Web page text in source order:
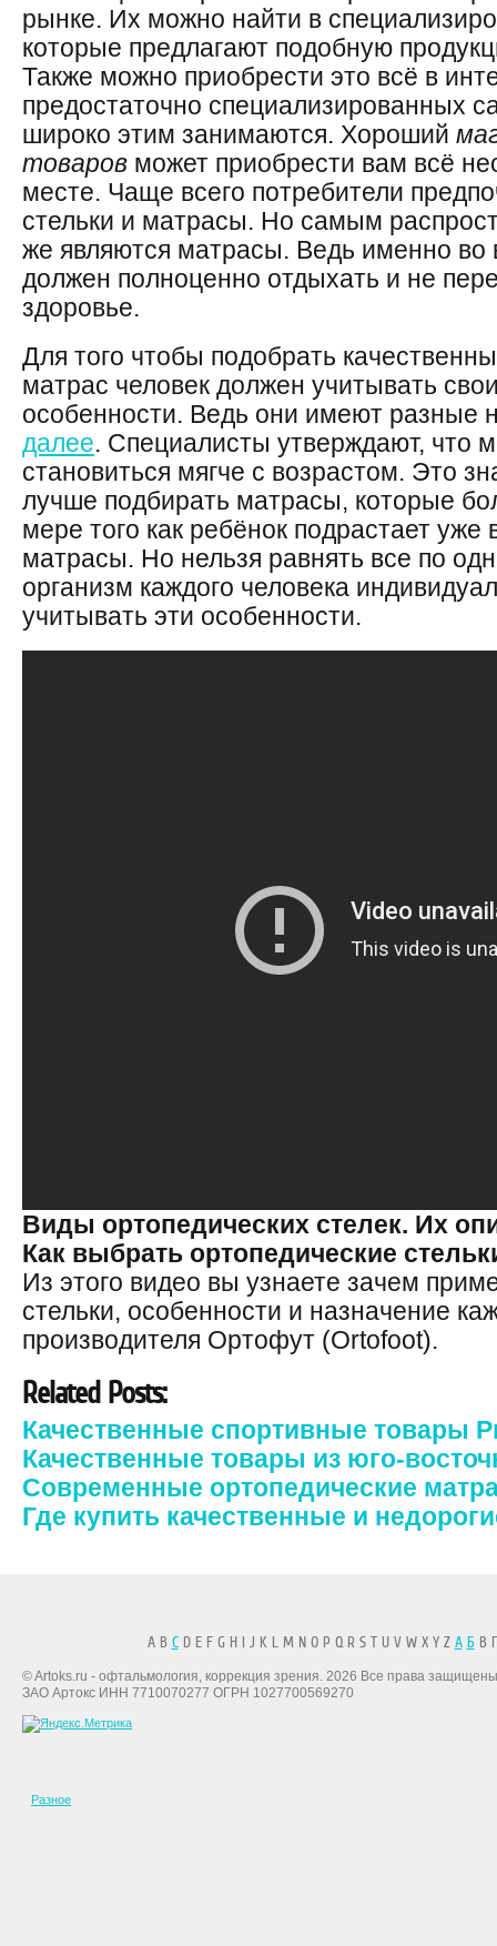
рынке. Их можно найти в
которые предлагают подобную
Также можно приобрести это всё в
предостаточно специализированных
широко этим занимаются. Хороший
товаров может приобрести вам всё
месте. Чаще всего потребители
стельки и матрасы. Но самым
же являются матрасы. Ведь именно во
должен полноценно отдыхать и не
здоровье.
Для того чтобы подобрать
матрас человек должен учитывать
особенности. Ведь они имеют разные
далее. Специалисты утверждают, что
становиться мягче с возрастом. Это
лучше подбирать матрасы, которые
мере того как ребёнок подрастает
матрасы. Но нельзя равнять все по
организм каждого человека
учитывать эти особенности.
Виды ортопедических стелек. Их
Как выбрать ортопедические
Из этого видео вы узнаете зачем
стельки, особенности и назначение
производителя Ортофут (Ortofoot).
Related Posts:
Качественные спортивные товары
Качественные товары из юго-
Современные ортопедические
Где купить качественные и
A B CD E F G H I J K L M N O P Q R S T U V W X Y Z А БВ
© Artoks.ru - офтальмология, коррекция зрения. 2026 Все права
ЗАО Артокс ИНН 7710070277 ОГРН 1027700569270
Разное